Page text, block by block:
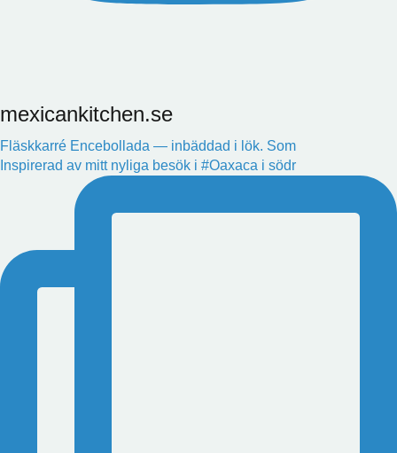
mexicankitchen.se
Fläskkarré Encebollada — inbäddad i lök. Som
Inspirerad av mitt nyliga besök i #Oaxaca i södr